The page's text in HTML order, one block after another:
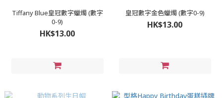
Tiffany Blue皇冠數字蠟燭 (數字
0-9)
HK$13.00
皇冠數字金色蠟燭 (數字0-9)
HK$13.00